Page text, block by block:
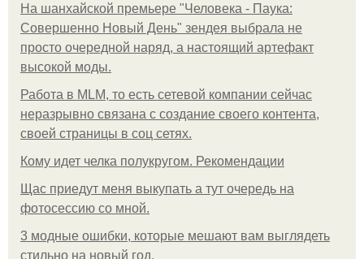
На шанхайской премьере "Человека - Паука:
Совершенно Новый День" зендея выбрала не
просто очередной наряд, а настоящий артефакт
высокой моды.
Работа в MLM, то есть сетевой компании сейчас
неразрывно связана с создание своего контента,
своей страницы в соц сетях.
Кому идет челка полукругом. Рекомендации
Щас приедут меня выкупать а тут очередь на
фотосессию со мной.
3 модные ошибки, которые мешают вам выглядеть
стильно на новый год.